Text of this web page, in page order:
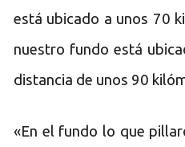
está ubicado a unos 70
nuestro fundo está
distancia de unos 90
«En el fundo lo que